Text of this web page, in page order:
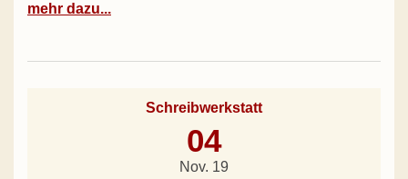
mehr dazu...
Schreibwerkstatt
04
Nov. 19